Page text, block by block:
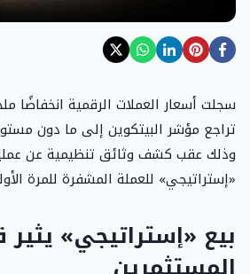
سجلت أسعار العملات الرقمية انخفاضًا
تراجع مؤشر البيتكوين إلى ما دون
وذلك عقب كشف وثائق تنظيمية عن
«إستراتيجي» للعملة المشفرة للمرة
بيع «إستراتيجي»